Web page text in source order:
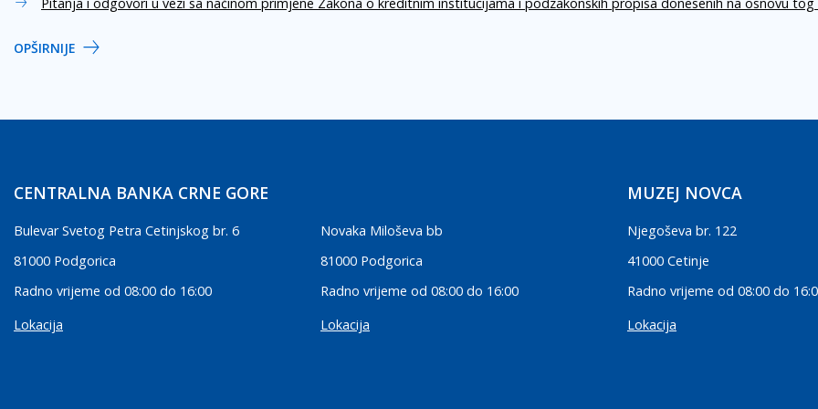
OPŠIRNIJE
CENTRALNA BANKA CRNE GORE
Bulevar Svetog Petra Cetinjskog br. 6
81000 Podgorica
Radno vrijeme od 08:00 do 16:00
Lokacija
Novaka Miloševa bb
81000 Podgorica
Radno vrijeme od 08:00 do 16:00
Lokacija
MUZEJ NOVCA
Njegoševa br. 122
41000 Cetinje
Radno vrijeme od 08:00 do
Lokacija